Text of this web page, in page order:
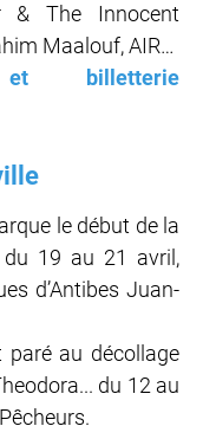
& The Innocent
Maalouf, AIR…
billetterie
le début de la
du 19 au 21 avril,
d’Antibes Juan-
paré au décollage
du 12 au